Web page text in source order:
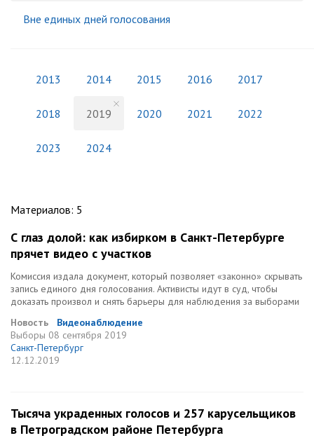
Вне единых дней голосования
2013 2014 2015 2016 2017
2018 2019 2020 2021 2022
2023 2024
Материалов: 5
С глаз долой: как избирком в Санкт-Петербурге
прячет видео с участков
Комиссия издала документ, который позволяет «законно» скрывать
запись единого дня голосования. Активисты идут в суд, чтобы
доказать произвол и снять барьеры для наблюдения за выборами
Новость
Видеонаблюдение
Выборы 08 сентября 2019
Санкт-Петербург
12.12.2019
Тысяча украденных голосов и 257 карусельщиков
в Петроградском районе Петербурга